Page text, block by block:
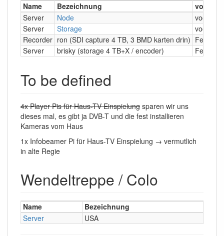
Name Bezeichnung
von
Server
Node
voc
Server
Storage
voc
Recorder ron (SDI capture 4 TB, 3 BMD karten drin) FeM
Server
brisky (storage 4 TB+X / encoder) FeM
To be defined
4x Player Pis für Haus-TV Einspielung sparen wir uns
dieses mal, es gibt ja DVB-T und die fest installieren
Kameras vom Haus
1x Infobeamer Pi für Haus-TV Einspielung → vermutlich
in alte Regie
Wendeltreppe / Colo
Name
Bezeichnung
Server
USA